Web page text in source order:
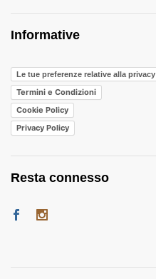
Informative
Le tue preferenze relative alla privacy
Termini e Condizioni
Cookie Policy
Privacy Policy
Resta connesso